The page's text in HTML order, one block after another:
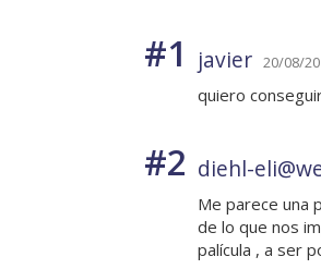
#1 javier 20/08/
quiero
#2 diehl-
Me parece una
de lo que nos
palícula , a ser